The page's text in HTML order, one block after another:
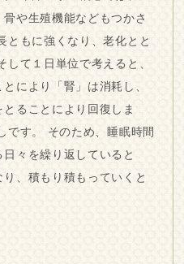
骨や生殖機能などもつかさ
ともに強くなり、老化とと
して１日単位で考えると、
により「腎」は消耗し、
ることにより回復しま
です。 そのため、睡眠時間
々を繰り返していると
り、積もり積もっていくと